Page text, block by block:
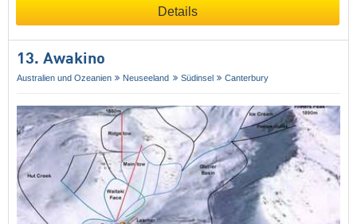
Details
13. Awakino
Australien und Ozeanien Neuseeland Südinsel Canterbury